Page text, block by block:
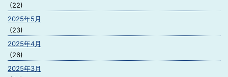
(22)
2025年5月
(23)
2025年4月
(26)
2025年3月